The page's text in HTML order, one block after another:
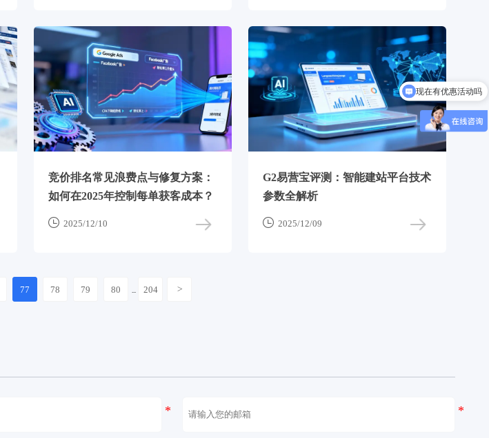
竞价排名常见浪费点与修复方案：
如何在2025年控制每单获客成本？
 2025/12/10
G2易营宝评测：智能建站平台技术
参数全解析
 2025/12/09
77 78 79 80 ... 204 >
现在有优惠活动吗